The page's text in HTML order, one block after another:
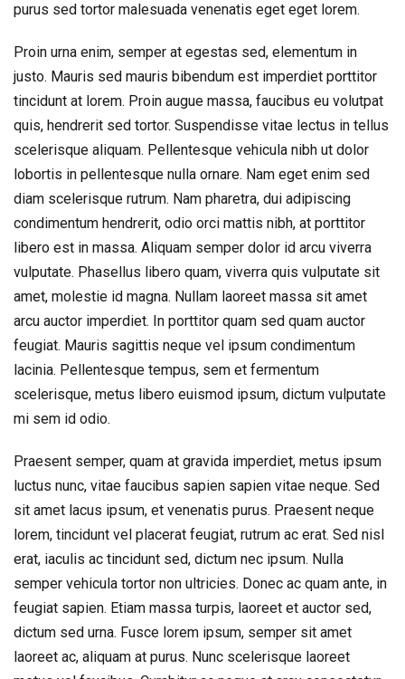
purus sed tortor malesuada venenatis eget eget lorem.
Proin urna enim, semper at egestas sed, elementum in
justo. Mauris sed mauris bibendum est imperdiet porttitor
tincidunt at lorem. Proin augue massa, faucibus eu volutpat
quis, hendrerit sed tortor. Suspendisse vitae lectus in tellus
scelerisque aliquam. Pellentesque vehicula nibh ut dolor
lobortis in pellentesque nulla ornare. Nam eget enim sed
diam scelerisque rutrum. Nam pharetra, dui adipiscing
condimentum hendrerit, odio orci mattis nibh, at porttitor
libero est in massa. Aliquam semper dolor id arcu viverra
vulputate. Phasellus libero quam, viverra quis vulputate sit
amet, molestie id magna. Nullam laoreet massa sit amet
arcu auctor imperdiet. In porttitor quam sed quam auctor
feugiat. Mauris sagittis neque vel ipsum condimentum
lacinia. Pellentesque tempus, sem et fermentum
scelerisque, metus libero euismod ipsum, dictum vulputate
mi sem id odio.
Praesent semper, quam at gravida imperdiet, metus ipsum
luctus nunc, vitae faucibus sapien sapien vitae neque. Sed
sit amet lacus ipsum, et venenatis purus. Praesent neque
lorem, tincidunt vel placerat feugiat, rutrum ac erat. Sed nisl
erat, iaculis ac tincidunt sed, dictum nec ipsum. Nulla
semper vehicula tortor non ultricies. Donec ac quam ante, in
feugiat sapien. Etiam massa turpis, laoreet et auctor sed,
dictum sed urna. Fusce lorem ipsum, semper sit amet
laoreet ac, aliquam at purus. Nunc scelerisque laoreet